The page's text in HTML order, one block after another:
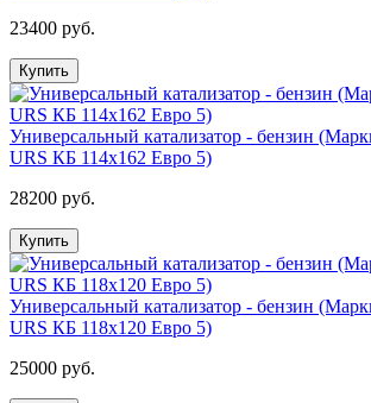
23400 руб.
Купить
Универсальный катализатор - бензин
URS КБ 114х162 Евро 5)
28200 руб.
Купить
Универсальный катализатор - бензин
URS КБ 118х120 Евро 5)
25000 руб.